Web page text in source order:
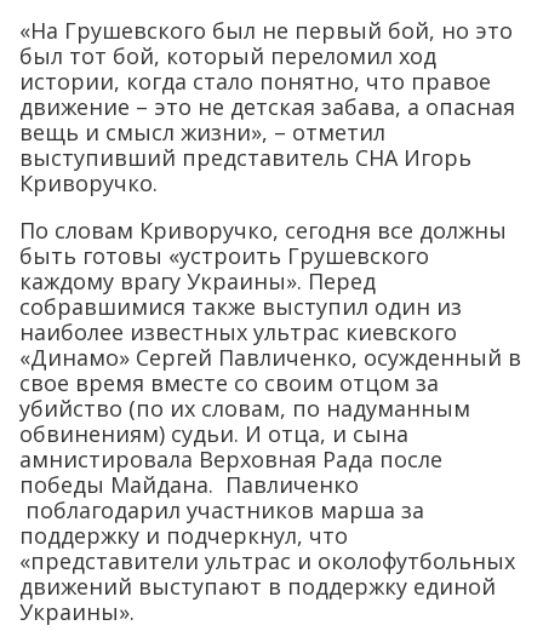
«На Грушевского был не первый бой, но это
был тот бой, который переломил ход
истории, когда стало понятно, что правое
движение – это не детская забава, а опасная
вещь и смысл жизни», – отметил
выступивший представитель СНА Игорь
Криворучко.
По словам Криворучко, сегодня все должны
быть готовы «устроить Грушевского
каждому врагу Украины». Перед
собравшимися также выступил один из
наиболее известных ультрас киевского
«Динамо» Сергей Павличенко, осужденный в
свое время вместе со своим отцом за
убийство (по их словам, по надуманным
обвинениям) судьи. И отца, и сына
амнистировала Верховная Рада после
победы Майдана. Павличенко
поблагодарил участников марша за
поддержку и подчеркнул, что
«представители ультрас и околофутбольных
движений выступают в поддержку единой
Украины».